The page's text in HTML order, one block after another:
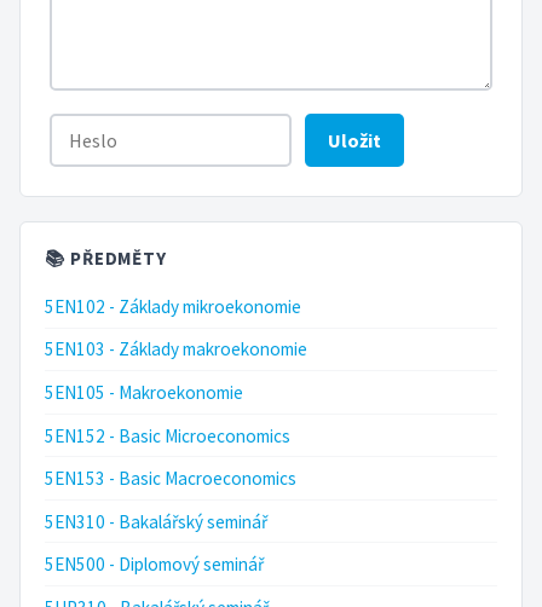
Uložit
📚 PŘEDMĚTY
5EN102 - Základy mikroekonomie
5EN103 - Základy makroekonomie
5EN105 - Makroekonomie
5EN152 - Basic Microeconomics
5EN153 - Basic Macroeconomics
5EN310 - Bakalářský seminář
5EN500 - Diplomový seminář